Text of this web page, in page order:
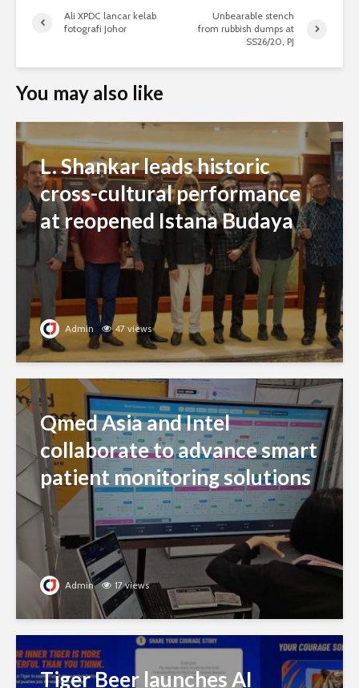
Ali XPDC lancar kelab
fotografi Johor
Unbearable stench
from rubbish dumps at
SS26/20, PJ
You may also like
L. Shankar leads historic
cross-cultural performance
at reopened Istana Budaya
Admin 47 views
Qmed Asia and Intel
collaborate to advance smart
patient monitoring solutions
Admin 17 views
Tiger Beer launches AI